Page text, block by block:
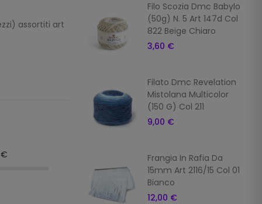
assortiti art
Art 2116/15 Col 7
In Rafia
Filo Scozia Dmc Babylo
(50g) N. 5 Art 147d Col
822 Beige Chiaro
3,60 €
Filato Dmc Revelation
Mistolana Multicolor
(150 G) Col 211
9,00 €
Frangia In Rafia Da
15mm Art 2116/15 Col 01
Bianco
12,00 €